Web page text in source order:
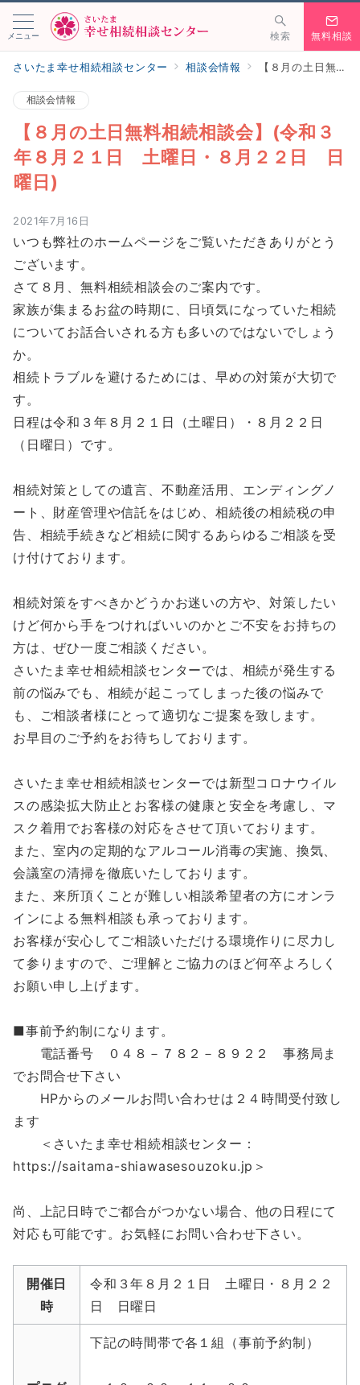
メニュー 検索 無料相談
さいたま幸せ相続相談センター 相談会情報 【８月の土日無料相続相談会】(令和３年８月２１日 土曜日・８月２２日 日曜日)
相談会情報
【８月の土日無料相続相談会】(令和３
年８月２１日 土曜日・８月２２日 日
曜日)
2021年7月16日
いつも弊社のホームページをご覧いただきありがとう
ございます。
さて８月、無料相続相談会のご案内です。
家族が集まるお盆の時期に、日頃気になっていた相続
についてお話合いされる方も多いのではないでしょう
か。
相続トラブルを避けるためには、早めの対策が大切で
す。
日程は令和３年８月２１日（土曜日）・８月２２日
（日曜日）です。
相続対策としての遺言、不動産活用、エンディングノ
ート、財産管理や信託をはじめ、相続後の相続税の申
告、相続手続きなど相続に関するあらゆるご相談を受
け付けております。
相続対策をすべきかどうかお迷いの方や、対策したい
けど何から手をつければいいのかとご不安をお持ちの
方は、ぜひ一度ご相談ください。
さいたま幸せ相続相談センターでは、相続が発生する
前の悩みでも、相続が起こってしまった後の悩みで
も、ご相談者様にとって適切なご提案を致します。
お早目のご予約をお待ちしております。
さいたま幸せ相続相談センターでは新型コロナウイル
スの感染拡大防止とお客様の健康と安全を考慮し、マ
スク着用でお客様の対応をさせて頂いております。
また、室内の定期的なアルコール消毒の実施、換気、
会議室の清掃を徹底いたしております。
また、来所頂くことが難しい相談希望者の方にオンラ
インによる無料相談も承っております。
お客様が安心してご相談いただける環境作りに尽力し
て参りますので、ご理解とご協力のほど何卒よろしく
お願い申し上げます。
■事前予約制になります。
電話番号 ０４８－７８２－８９２２ 事務局ま
でお問合せ下さい
HPからのメールお問い合わせは２４時間受付致し
ます
＜さいたま幸せ相続相談センター：
https://saitama-shiawasesouzoku.jp＞
尚、上記日時でご都合がつかない場合、他の日程にて
対応も可能です。お気軽にお問い合わせ下さい。
開催日
時
令和３年８月２１日 土曜日・８月２２
日 日曜日
下記の時間帯で各１組（事前予約制）